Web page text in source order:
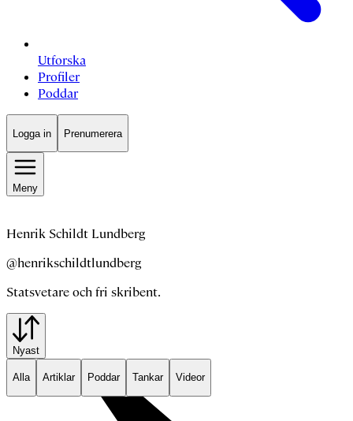
Utforska
Profiler
Poddar
Logga in Prenumerera
Meny
Henrik Schildt Lundberg
@henrikschildtlundberg
Statsvetare och fri skribent.
Nyast
Alla Artiklar Poddar Tankar Videor